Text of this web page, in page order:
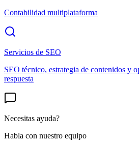
Contabilidad multiplataforma
Servicios de SEO
SEO técnico, estrategia de contenidos y
respuesta
Necesitas ayuda?
Habla con nuestro equipo